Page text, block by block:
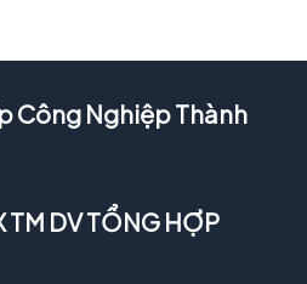
Công Nghiệp Thành
TM DV TỔNG HỢP